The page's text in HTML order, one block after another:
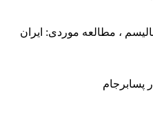
، مطالعه موردی: ایران
پسابرجام